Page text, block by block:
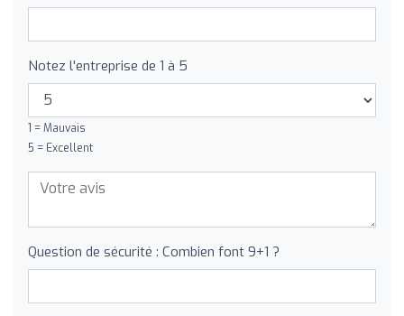
Notez l'entreprise de 1 à 5
1 = Mauvais
5 = Excellent
Question de sécurité : Combien font 9+1 ?